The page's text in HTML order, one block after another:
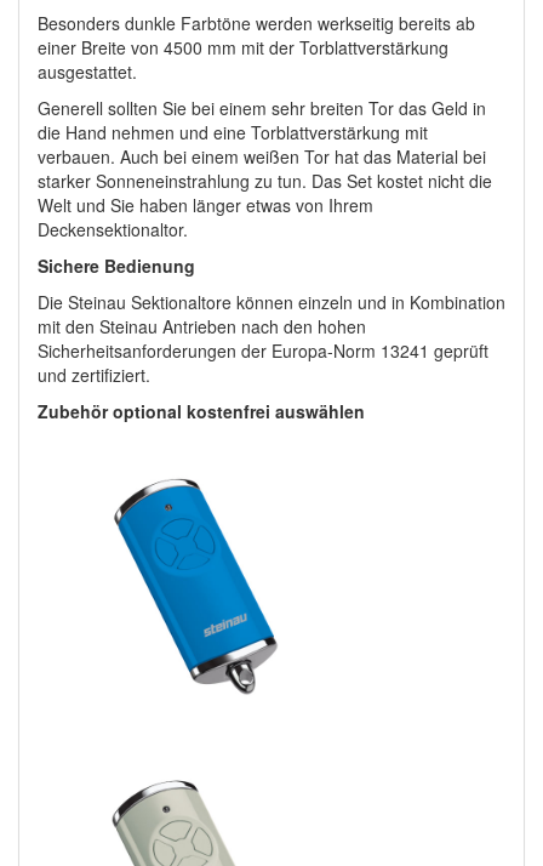
Besonders dunkle Farbtöne werden werkseitig bereits ab
einer Breite von 4500 mm mit der Torblattverstärkung
ausgestattet.
Generell sollten Sie bei einem sehr breiten Tor das Geld in
die Hand nehmen und eine Torblattverstärkung mit
verbauen. Auch bei einem weißen Tor hat das Material bei
starker Sonneneinstrahlung zu tun. Das Set kostet nicht die
Welt und Sie haben länger etwas von Ihrem
Deckensektionaltor.
Sichere Bedienung
Die Steinau Sektionaltore können einzeln und in Kombination
mit den Steinau Antrieben nach den hohen
Sicherheitsanforderungen der Europa-Norm 13241 geprüft
und zertifiziert.
Zubehör optional kostenfrei auswählen